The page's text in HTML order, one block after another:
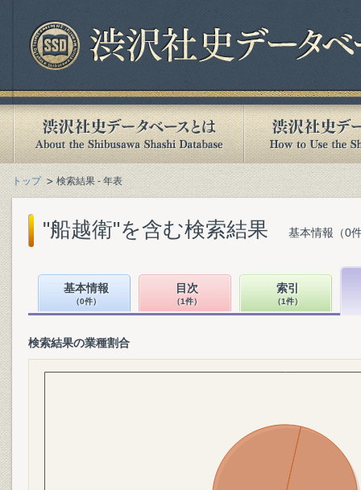
トップ 検索結果 - 年表
"船越衛"を含む検索結果 基本情報（0
基本情報
（0件）
目次
（1件）
索引
（1件）
検索結果の業種割合